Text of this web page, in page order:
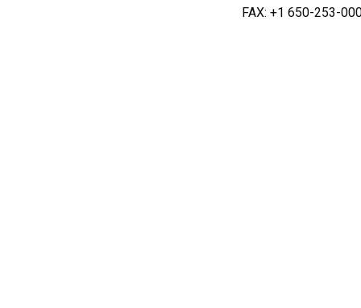
FAX: +1 650-253-